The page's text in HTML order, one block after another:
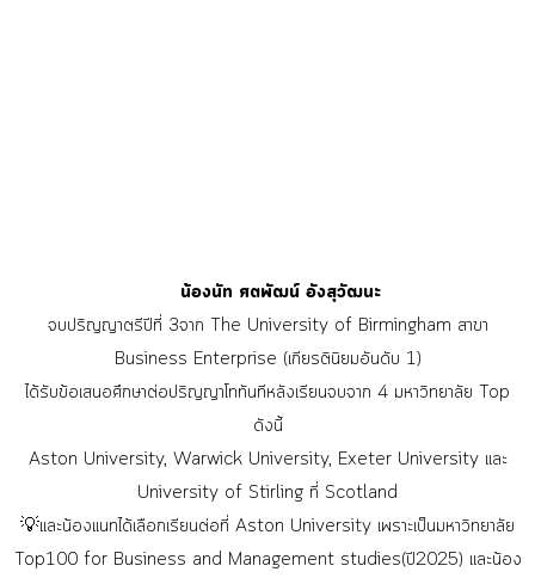
น้องนัท ศตพัฒน์ อังสุวัฒนะ
จบปริญญาตรีปีที่ 3จาก The University of Birmingham สาขา
Business Enterprise (เกียรตินิยมอันดับ 1)
ได้รับข้อเสนอศึกษาต่อปริญญาโททันทีหลังเรียนจบจาก 4 มหาวิทยาลัย Top
ดังนี้
Aston University, Warwick University, Exeter University และ
University of Stirling ที่ Scotland
💡และน้องแนทได้เลือกเรียนต่อที่ Aston University เพราะเป็นมหาวิทยาลัย
Top100 for Business and Management studies(ปี2025) และน้อง